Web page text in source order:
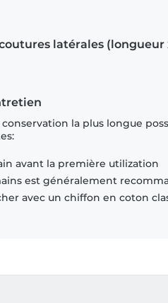
latérales (longueur
la plus longue
avant la première utilization
est généralement
avec un chiffon en coton